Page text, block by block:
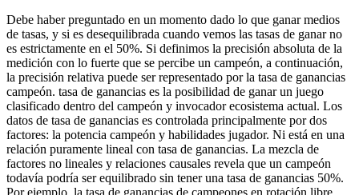
Debe haber preguntado en un momento dado lo que ganar medios
de tasas, y si es desequilibrada cuando vemos las tasas de ganar no
es estrictamente en el 50%. Si definimos la precisión absoluta de la
medición con lo fuerte que se percibe un campeón, a continuación,
la precisión relativa puede ser representado por la tasa de ganancias
campeón. tasa de ganancias es la posibilidad de ganar un juego
clasificado dentro del campeón y invocador ecosistema actual. Los
datos de tasa de ganancias es controlada principalmente por dos
factores: la potencia campeón y habilidades jugador. Ni está en una
relación puramente lineal con tasa de ganancias. La mezcla de
factores no lineales y relaciones causales revela que un campeón
todavía podría ser equilibrado sin tener una tasa de ganancias 50%.
Por ejemplo, la tasa de ganancias de campeones en rotación libre